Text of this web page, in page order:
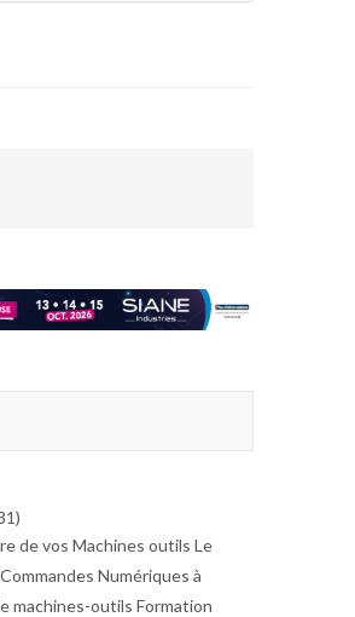
de vos Machines outils Le
Numériques à
machines-outils Formation